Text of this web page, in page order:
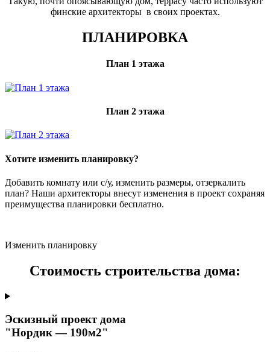
финские архитекторы в своих проектах.
ПЛАНИРОВКА
План 1 этажа
План 2 этажа
Хотите изменить планировку?
Добавить комнату или с/у, изменить размеры, отзеркалить
план? Наши архитекторы внесут изменения в проект сохраняя
преимущества планировки бесплатно.
Изменить планировку
Стоимость строительства дома:
Эскизный проект дома
"Нордик — 190м2"